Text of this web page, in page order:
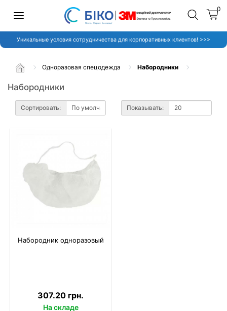
0
Уникальные условия сотрудничества для корпоративных клиентов! >>>
Одноразовая спецодежда Набородники
Набородники
Сортировать: Показывать:
Набородник одноразовый
307.20 грн.
На складе